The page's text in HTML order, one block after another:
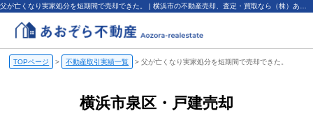
TOPページ > 不動産取引実績一覧 > 父が亡くなり実家処分を短期間で売却できた。
横浜市泉区・戸建売却